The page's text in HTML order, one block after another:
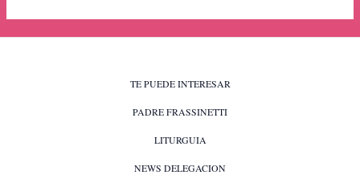
TE PUEDE INTERESAR
PADRE FRASSINETTI
LITURGUIA
NEWS DELEGACION